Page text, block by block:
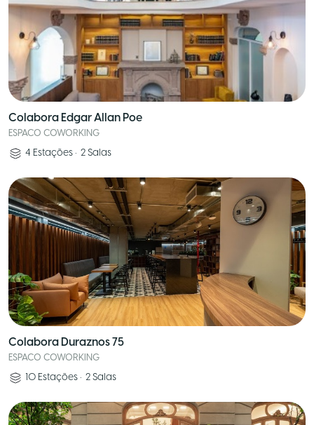
Colabora Edgar Allan Poe
ESPACO COWORKING
4 Estações • 2 Salas
Colabora Duraznos 75
ESPACO COWORKING
10 Estações • 2 Salas